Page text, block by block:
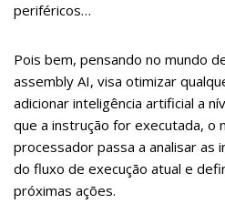
periféricos…
Pois bem, pensando no mundo
assembly AI, visa otimizar
adicionar inteligência artificial a
que a instrução for executada, o
processador passa a analisar as
do fluxo de execução atual e
próximas ações.